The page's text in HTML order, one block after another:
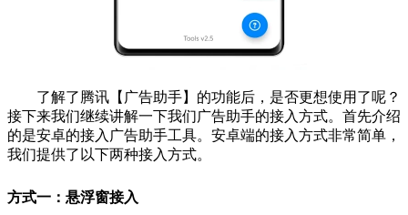
了解了腾讯【广告助手】的功能后，是否更想使用了呢？
接下来我们继续讲解一下我们广告助手的接入方式。首先介绍
的是安卓的接入广告助手工具。安卓端的接入方式非常简单，
我们提供了以下两种接入方式。
方式一：悬浮窗接入